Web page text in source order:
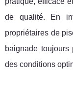
de qualité. En
propriétaires de
baignade
des conditions